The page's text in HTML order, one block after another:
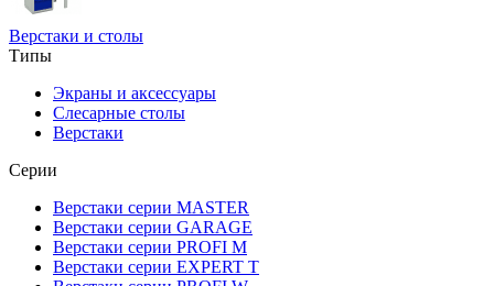
Верстаки и столы
Типы
Экраны и аксессуары
Слесарные столы
Верстаки
Серии
Верстаки серии MASTER
Верстаки серии GARAGE
Верстаки серии PROFI M
Верстаки серии EXPERT T